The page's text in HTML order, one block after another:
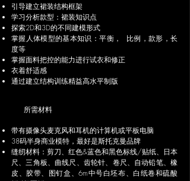
引导建立裙装结构框架
学习分析款型：裙装知识点
探索2D和3D的不同建模形式
掌握人体模型的基本知识：平衡， 比例，款形，长
度等
掌握面料把控的能力进行试衣和修正
衣着舒适感
通过建立结构训练精益高水平制版
所需材料
带有摄像头麦克风和耳机的计算机或平板电脑
38码半身商业模特，最好是斯托克曼品牌
缝纫材料：剪刀、红色&蓝色和黑色标线/贴纸、日本
尺、三角板、曲线尺、齿轮针、卷尺、自动铅笔、橡
皮、胶带、图钉盒、6m中号白坯布、白纸卷和硫酸